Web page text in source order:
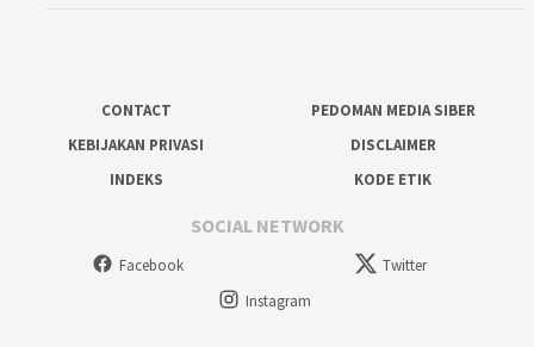
CONTACT
PEDOMAN MEDIA SIBER
KEBIJAKAN PRIVASI
DISCLAIMER
INDEKS
KODE ETIK
SOCIAL NETWORK
Facebook
Twitter
Instagram